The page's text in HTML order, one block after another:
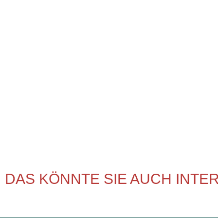
DAS KÖNNTE SIE AUCH